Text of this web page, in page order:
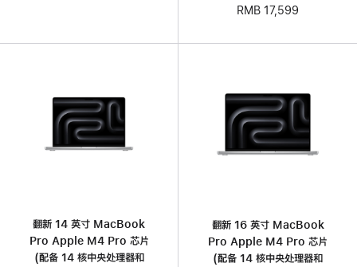
RMB 17,599
翻新 14 英寸 MacBook
Pro Apple M4 Pro 芯片
(配备 14 核中央处理器和
翻新 16 英寸 MacBook
Pro Apple M4 Pro 芯片
(配备 14 核中央处理器和